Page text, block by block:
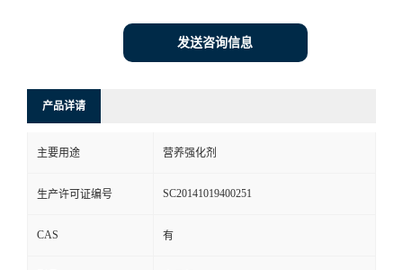
发送咨询信息
产品详请
主要用途 营养强化剂
生产许可证编号 SC20141019400251
CAS 有